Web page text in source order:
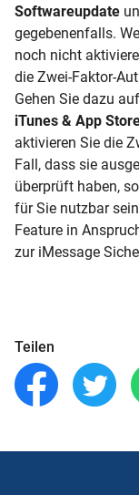
Softwareupdate
gegebenenfalls.
noch nicht
die Zwei-Faktor-
Gehen Sie dazu auf
iTunes & App
aktivieren Sie die
Fall, dass sie
überprüft haben,
für Sie nutzbar
Feature in
zur iMessage
Teilen